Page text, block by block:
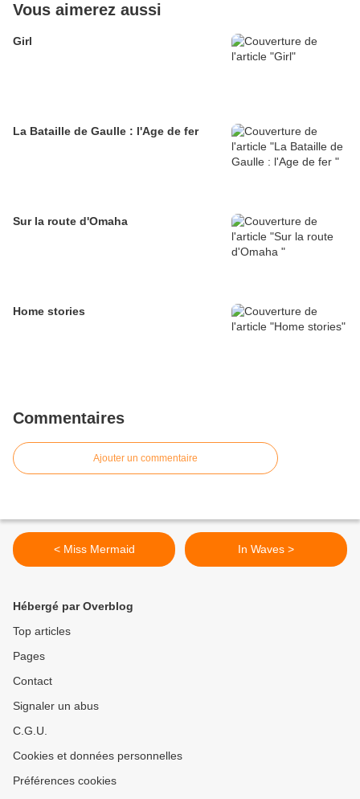
Vous aimerez aussi
Girl
La Bataille de Gaulle : l'Age de fer
Sur la route d'Omaha
Home stories
Commentaires
Ajouter un commentaire
< Miss Mermaid In Waves >
Hébergé par Overblog
Top articles
Pages
Contact
Signaler un abus
C.G.U.
Cookies et données personnelles
Préférences cookies